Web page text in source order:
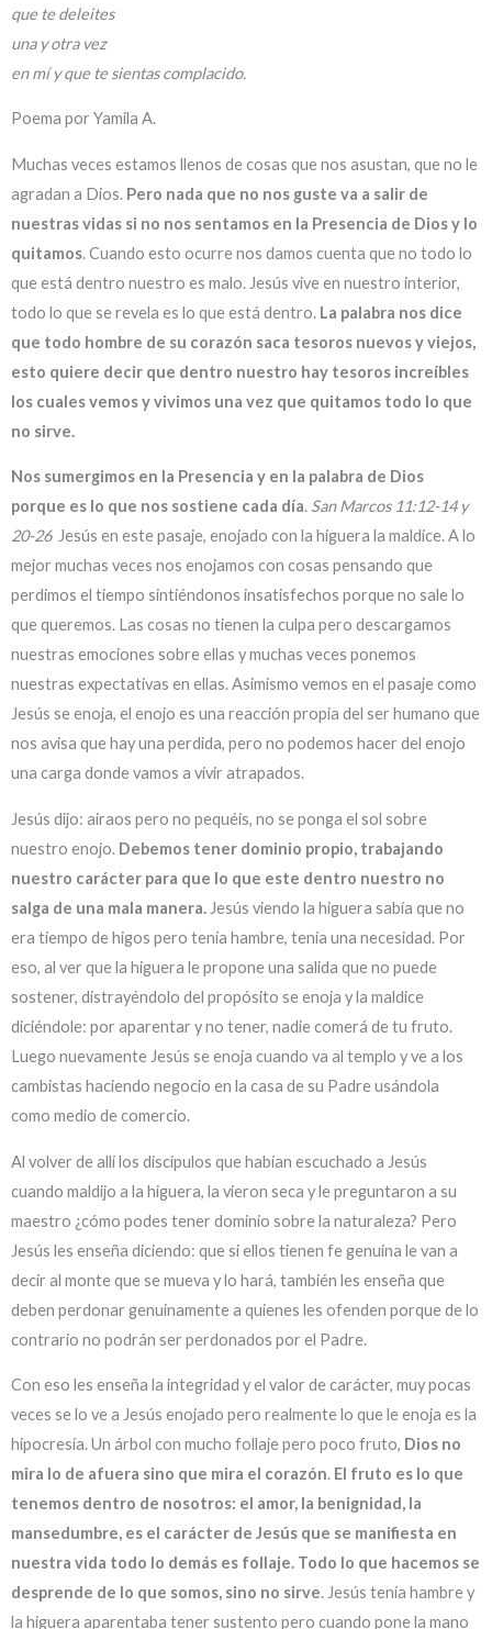
que te deleites
una y otra vez
en mí y que te sientas complacido.
Poema por Yamila A.
Muchas veces estamos llenos de cosas que nos asustan, que no le
agradan a Dios. Pero nada que no nos guste va a salir de
nuestras vidas si no nos sentamos en la Presencia de Dios y lo
quitamos. Cuando esto ocurre nos damos cuenta que no todo lo
que está dentro nuestro es malo. Jesús vive en nuestro interior,
todo lo que se revela es lo que está dentro. La palabra nos dice
que todo hombre de su corazón saca tesoros nuevos y viejos,
esto quiere decir que dentro nuestro hay tesoros increíbles
los cuales vemos y vivimos una vez que quitamos todo lo que
no sirve.
Nos sumergimos en la Presencia y en la palabra de Dios
porque es lo que nos sostiene cada día. San Marcos 11:12-14 y
20-26Jesús en este pasaje, enojado con la higuera la maldice. A lo
mejor muchas veces nos enojamos con cosas pensando que
perdimos el tiempo sintiéndonos insatisfechos porque no sale lo
que queremos. Las cosas no tienen la culpa pero descargamos
nuestras emociones sobre ellas y muchas veces ponemos
nuestras expectativas en ellas. Asimismo vemos en el pasaje como
Jesús se enoja, el enojo es una reacción propia del ser humano que
nos avisa que hay una perdida, pero no podemos hacer del enojo
una carga donde vamos a vivir atrapados.
Jesús dijo: airaos pero no pequéis, no se ponga el sol sobre
nuestro enojo. Debemos tener dominio propio, trabajando
nuestro carácter para que lo que este dentro nuestro no
salga de una mala manera. Jesús viendo la higuera sabía que no
era tiempo de higos pero tenía hambre, tenía una necesidad. Por
eso, al ver que la higuera le propone una salida que no puede
sostener, distrayéndolo del propósito se enoja y la maldice
diciéndole: por aparentar y no tener, nadie comerá de tu fruto.
Luego nuevamente Jesús se enoja cuando va al templo y ve a los
cambistas haciendo negocio en la casa de su Padre usándola
como medio de comercio.
Al volver de allí los discípulos que habían escuchado a Jesús
cuando maldijo a la higuera, la vieron seca y le preguntaron a su
maestro ¿cómo podes tener dominio sobre la naturaleza? Pero
Jesús les enseña diciendo: que si ellos tienen fe genuina le van a
decir al monte que se mueva y lo hará, también les enseña que
deben perdonar genuinamente a quienes les ofenden porque de lo
contrario no podrán ser perdonados por el Padre.
Con eso les enseña la integridad y el valor de carácter, muy pocas
veces se lo ve a Jesús enojado pero realmente lo que le enoja es la
hipocresía. Un árbol con mucho follaje pero poco fruto, Dios no
mira lo de afuera sino que mira el corazón. El fruto es lo que
tenemos dentro de nosotros: el amor, la benignidad, la
mansedumbre, es el carácter de Jesús que se manifiesta en
nuestra vida todo lo demás es follaje. Todo lo que hacemos se
desprende de lo que somos, sino no sirve. Jesús tenía hambre y
la higuera aparentaba tener sustento pero cuando pone la mano